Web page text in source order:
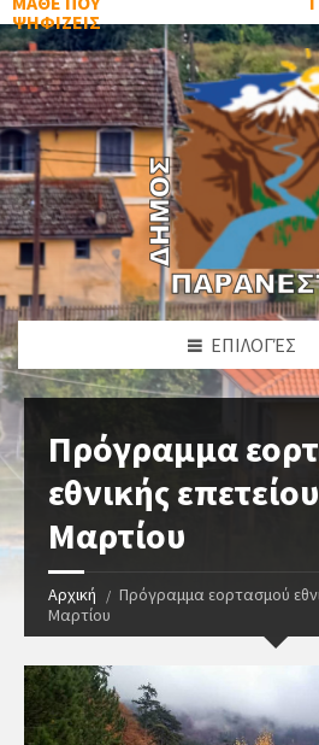
ΨΗΦΙΖΕΙΣ
ΕΠΙΛΟΓΈΣ
Πρόγραμμα
εθνικής
Μαρτίου
Αρχική
Πρόγραμμα εορτασμού
Μαρτίου